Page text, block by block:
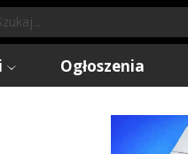
Ogłoszenia